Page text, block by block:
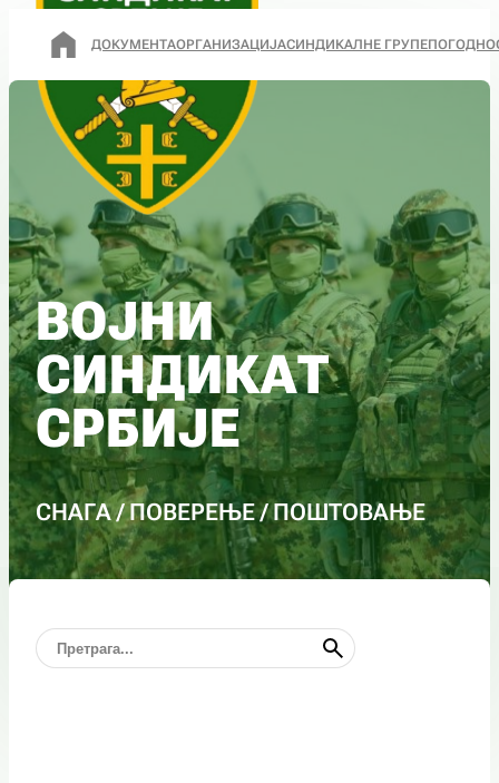
ДОКУМЕНТАОРГАНИЗАЦИЈАСИНДИКАЛНЕ ГРУПЕ
ВОЈНИ
СИНДИКАТ
СРБИЈЕ
СНАГА / ПОВЕРЕЊЕ / ПОШТОВАЊЕ